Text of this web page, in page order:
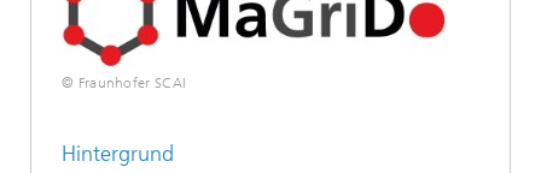
© Fraunhofer SCAI
Hintergrund